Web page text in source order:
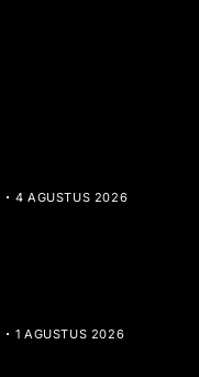
4 AGUSTUS 2026
1 AGUSTUS 2026